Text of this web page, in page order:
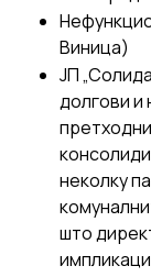
Виница)
ЈП
долгови и
неколку
што